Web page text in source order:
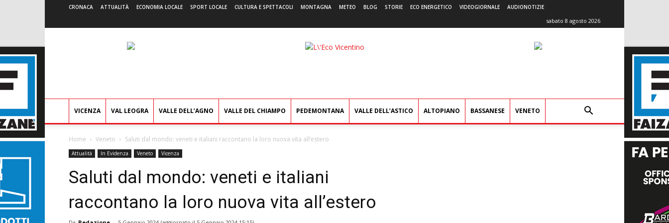
CRONACA ATTUALITÀ ECONOMIA LOCALE SPORT LOCALE CULTURA E SPETTACOLI MONTAGNA METEO BLOG STORIE ECO ENERGETICO VIDEOGIORNALE AUDIONOTIZIE
sabato 8 agosto 2026
L'Eco
VICENZA VAL LEOGRA VALLE DELL’AGNO VALLE DEL CHIAMPO PEDEMONTANA VALLE DELL’ASTICO ALTOPIANO BASSANESE VENETO
Home Veneto Saluti dal mondo: veneti e italiani raccontano la loro nuova vita all’estero
Attualità In Evidenza Veneto Vicenza
Saluti dal mondo: veneti e italiani
raccontano la loro nuova vita all’estero